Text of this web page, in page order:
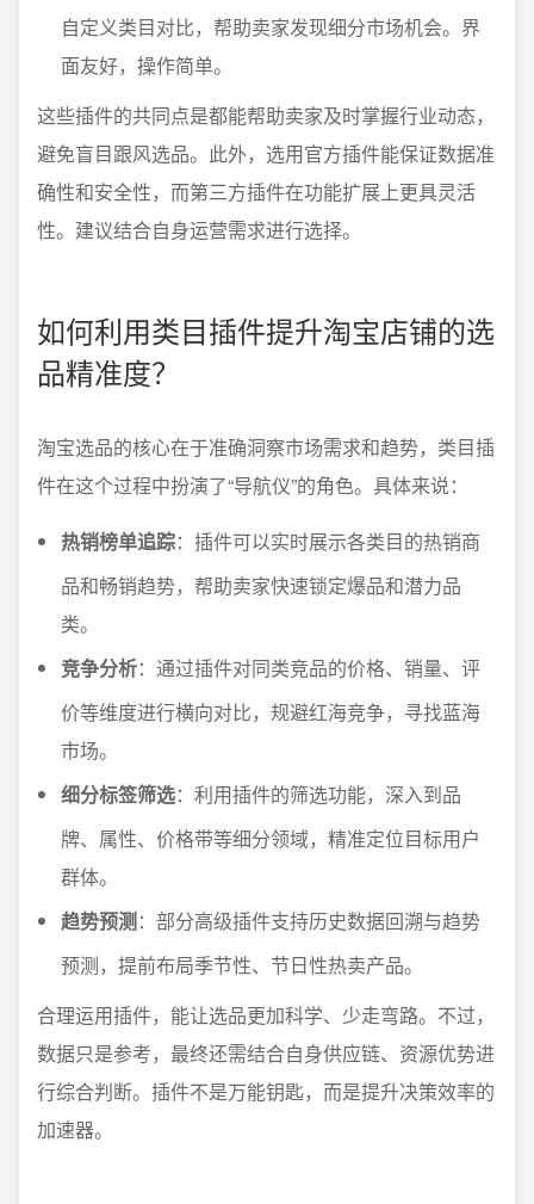
自定义类目对比，帮助卖家发现细分市场机会。界
面友好，操作简单。
这些插件的共同点是都能帮助卖家及时掌握行业动态，
避免盲目跟风选品。此外，选用官方插件能保证数据准
确性和安全性，而第三方插件在功能扩展上更具灵活
性。建议结合自身运营需求进行选择。
如何利用类目插件提升淘宝店铺的选
品精准度？
淘宝选品的核心在于准确洞察市场需求和趋势，类目插
件在这个过程中扮演了“导航仪”的角色。具体来说：
热销榜单追踪：插件可以实时展示各类目的热销商
品和畅销趋势，帮助卖家快速锁定爆品和潜力品
类。
竞争分析：通过插件对同类竞品的价格、销量、评
价等维度进行横向对比，规避红海竞争，寻找蓝海
市场。
细分标签筛选：利用插件的筛选功能，深入到品
牌、属性、价格带等细分领域，精准定位目标用户
群体。
趋势预测：部分高级插件支持历史数据回溯与趋势
预测，提前布局季节性、节日性热卖产品。
合理运用插件，能让选品更加科学、少走弯路。不过，
数据只是参考，最终还需结合自身供应链、资源优势进
行综合判断。插件不是万能钥匙，而是提升决策效率的
加速器。